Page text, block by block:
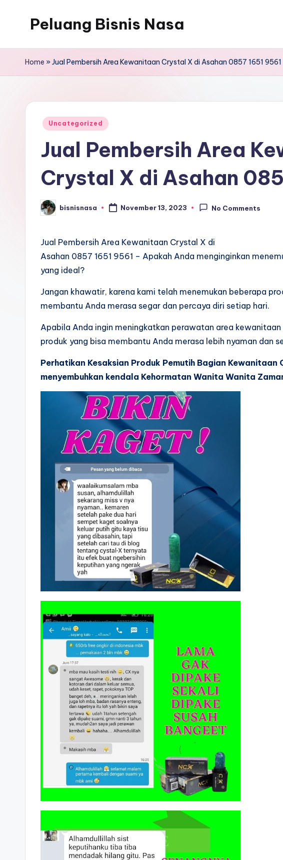
Peluang Bisnis Nasa
Home »Jual Pembersih Area Kewanitaan Crystal X di Asahan 0857 1651 9561
Posted
Uncategorized
Jual Pembersih Area
Crystal X di Asahan
Posted
by
bisnisnasa November 13, 2023 No Comments
Jual Pembersih Area Kewanitaan Crystal X di
Asahan 0857 1651 9561 – Apakah Anda menginginkan
yang ideal?
Jangan khawatir, karena kami telah menemukan beberapa
membantu Anda merasa segar dan percaya diri setiap hari.
Apabila Anda ingin meningkatkan perawatan area kewanitaan
produk yang bisa membantu Anda merasa lebih nyaman dan
Perhatikan Kesaksian Produk Pemutih Bagian
menyembuhkan kendala Kehormatan Wanita Wanita